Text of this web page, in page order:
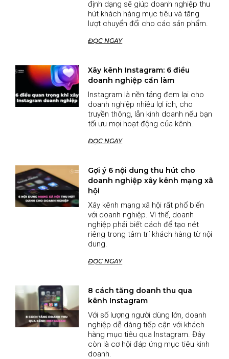
định dạng sẽ giúp doanh nghiệp thu
hút khách hàng mục tiêu và tăng
lượt chuyển đổi cho các sản phẩm.
ĐỌC NGAY
Xây kênh Instagram: 6 điều
doanh nghiệp cần làm
Instagram là nền tảng đem lại cho
doanh nghiệp nhiều lợi ích, cho
truyền thông, lẫn kinh doanh nếu bạn
tối ưu mọi hoạt động của kênh.
ĐỌC NGAY
Gợi ý 6 nội dung thu hút cho
doanh nghiệp xây kênh mạng xã
hội
Xây kênh mạng xã hội rất phổ biến
với doanh nghiệp. Vì thế, doanh
nghiệp phải biết cách để tạo nét
riêng trong tâm trí khách hàng từ nội
dung.
ĐỌC NGAY
8 cách tăng doanh thu qua
kênh Instagram
Với số lượng người dùng lớn, doanh
nghiệp dễ dàng tiếp cận với khách
hàng mục tiêu qua Instagram. Đây
còn là cơ hội đáp ứng mục tiêu kinh
doanh.